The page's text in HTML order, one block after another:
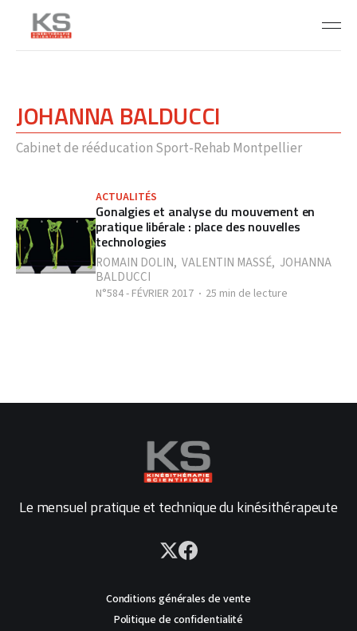
JOHANNA BALDUCCI
Cabinet de rééducation Sport-Rehab Montpellier
ACTUALITÉS
Gonalgies et analyse du mouvement en
pratique libérale : place des nouvelles
technologies
ROMAIN DOLIN, VALENTIN MASSÉ, JOHANNA
BALDUCCI
N°584 - FÉVRIER 2017 25 min de lecture
Le mensuel pratique et technique du kinésithérapeute
Conditions générales de vente
Politique de confidentialité